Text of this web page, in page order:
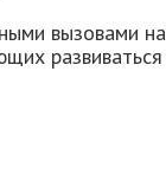
вызовами